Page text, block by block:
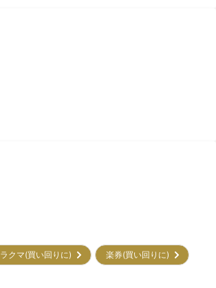
ラクマ(買い回りに)
楽券(買い回りに)